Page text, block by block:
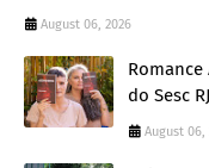
August 06, 2026
do Sesc
August 06,